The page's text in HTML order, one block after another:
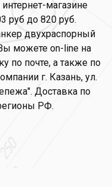
магазине
руб до 820 руб.
двухраспорный
можете on-line на
по почте, а также по
г. Казань, ул.
Доставка по
РФ.